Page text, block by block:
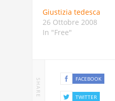
Giustizia tedesca
26 Ottobre 2008
In "Free"
SHARE FACEBOOK
TWITTER